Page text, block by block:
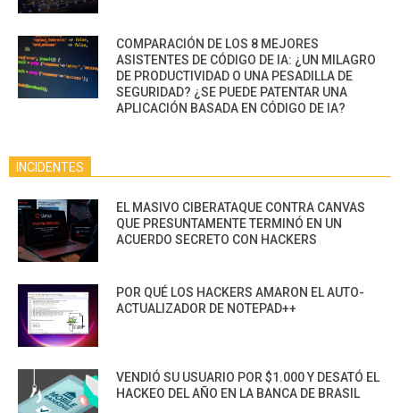
COMPARACIÓN DE LOS 8 MEJORES
ASISTENTES DE CÓDIGO DE IA: ¿UN MILAGRO
DE PRODUCTIVIDAD O UNA PESADILLA DE
SEGURIDAD? ¿SE PUEDE PATENTAR UNA
APLICACIÓN BASADA EN CÓDIGO DE IA?
INCIDENTES
EL MASIVO CIBERATAQUE CONTRA CANVAS
QUE PRESUNTAMENTE TERMINÓ EN UN
ACUERDO SECRETO CON HACKERS
POR QUÉ LOS HACKERS AMARON EL AUTO-
ACTUALIZADOR DE NOTEPAD++
VENDIÓ SU USUARIO POR $1.000 Y DESATÓ EL
HACKEO DEL AÑO EN LA BANCA DE BRASIL